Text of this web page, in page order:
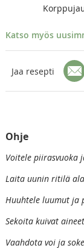
Katso myös
Jaa resepti
Ohje
Voitele piirasvuoka
Laita uunin ritilä
Huuhtele luumut ja
Sekoita kuivat
Vaahdota voi ja